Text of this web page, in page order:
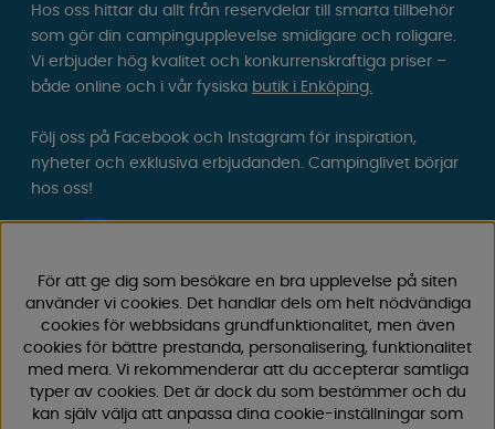
Hos oss hittar du allt från reservdelar till smarta tillbehör
som gör din campingupplevelse smidigare och roligare.
Vi erbjuder hög kvalitet och konkurrenskraftiga priser –
både online och i vår fysiska butik i Enköping.
Följ oss på Facebook och Instagram för inspiration,
nyheter och exklusiva erbjudanden. Campinglivet börjar
hos oss!
För att ge dig som besökare en bra upplevelse på siten
använder vi cookies. Det handlar dels om helt nödvändiga
cookies för webbsidans grundfunktionalitet, men även
cookies för bättre prestanda, personalisering, funktionalitet
med mera. Vi rekommenderar att du accepterar samtliga
typer av cookies. Det är dock du som bestämmer och du
kan själv välja att anpassa dina cookie-inställningar som